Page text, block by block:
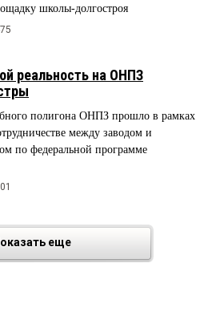
школы-долгостроя
реальность на ОНПЗ
полигона ОНПЗ прошло в рамках
между заводом и
по федеральной программе
еще